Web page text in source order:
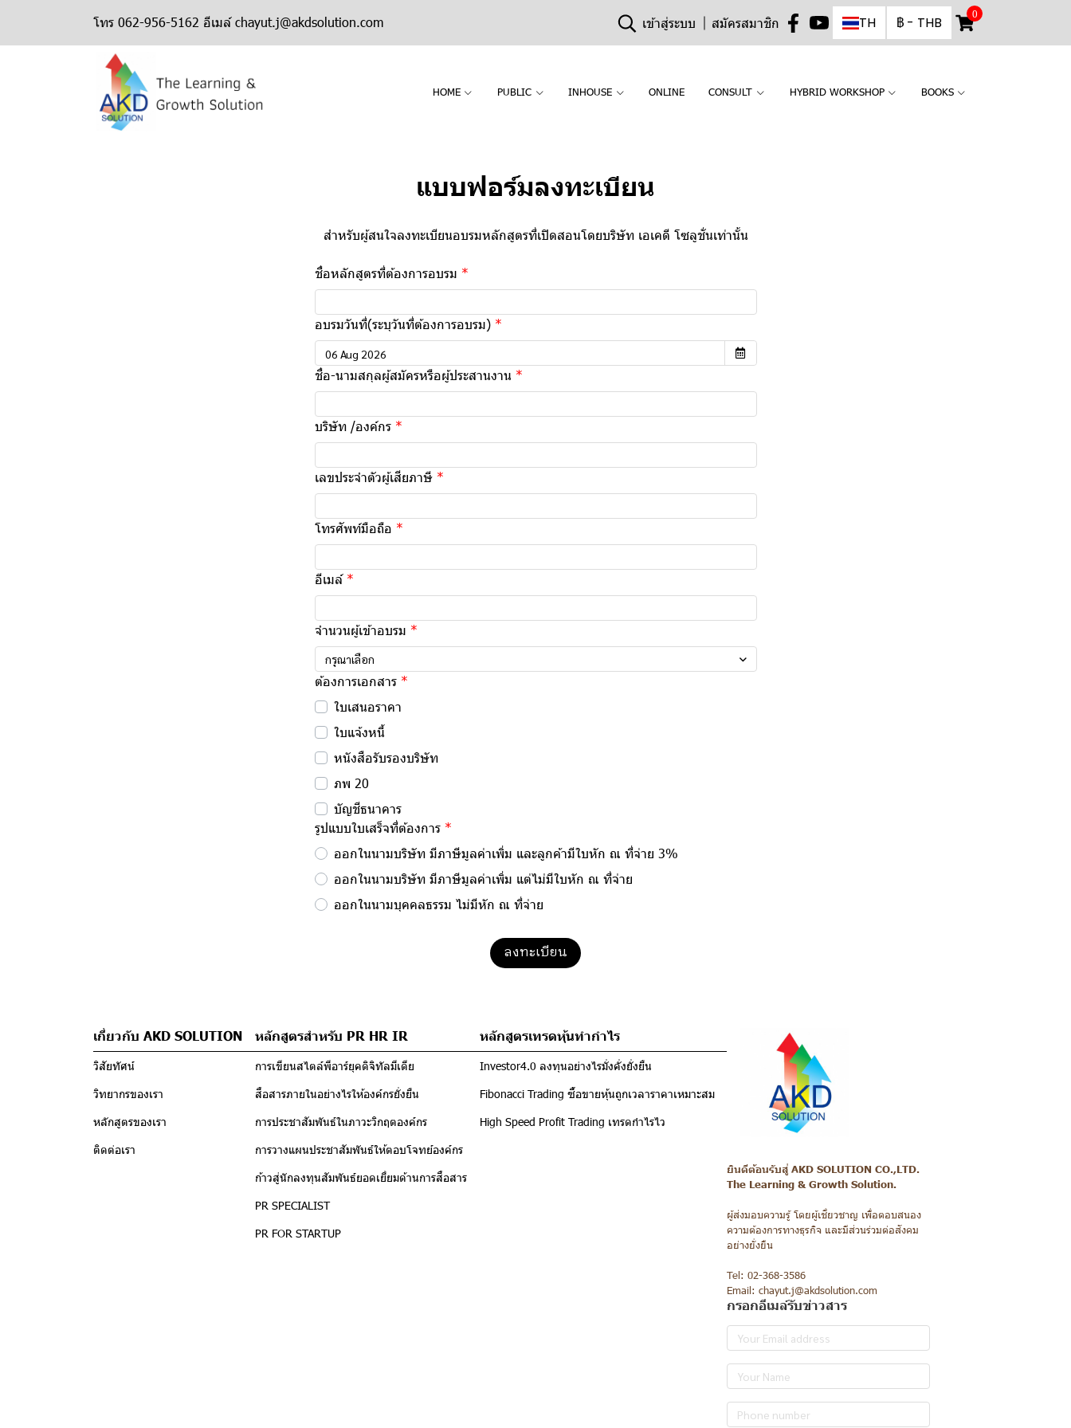
โทร 062-956-5162 อีเมล์ chayut.j@akdsolution.com เข้าสู่ระบบ สมัครสมาชิก TH ฿ - THB
0
HOME PUBLIC INHOUSE ONLINE CONSULT HYBRID WORKSHOP BOOKS
แบบฟอร์มลงทะเบียน
สำหรับผู้สนใจลงทะเบียนอบรมหลักสูตรที่เปิดสอนโดยบริษัท เอเคดี โซลูชั่นเท่านั้น
ชื่อหลักสูตรที่ต้องการอบรม
อบรมวันที่(ระบุวันที่ต้องการอบรม)
ชื่อ-นามสกุลผู้สมัครหรือผู้ประสานงาน
บริษัท /องค์กร
เลขประจำตัวผู้เสียภาษี
โทรศัพท์มือถือ
อีเมล์
จำนวนผู้เข้าอบรม
กรุณาเลือก
ต้องการเอกสาร
ใบเสนอราคา
ใบแจ้งหนี้
หนังสือรับรองบริษัท
ภพ 20
บัญชีธนาคาร
รูปแบบใบเสร็จที่ต้องการ
ออกในนามบริษัท มีภาษีมูลค่าเพิ่ม และลูกค้ามีใบหัก ณ ที่จ่าย 3%
ออกในนามบริษัท มีภาษีมูลค่าเพิ่ม แต่ไม่มีใบหัก ณ ที่จ่าย
ออกในนามบุคคลธรรม ไม่มีหัก ณ ที่จ่าย
ลงทะเบียน
เกี่ยวกับ AKD SOLUTION
วิสัยทัศน์
วิทยากรของเรา
หลักสูตรของเรา
ติดต่อเรา
หลักสูตรสำหรับ PR HR IR
การเขียนสไตล์พีอาร์ยุคดิจิทัลมีเดีย
สื่อสารภายในอย่างไรให้องค์กรยั่งยืน
การประชาสัมพันธ์ในภาวะวิกฤตองค์กร
การวางแผนประชาสัมพันธ์ให้ตอบโจทย์องค์กร
ก้าวสู่นักลงทุนสัมพันธ์ยอดเยี่ยมด้านการสื่อสาร
PR SPECIALIST
PR FOR STARTUP
หลักสูตรเทรดหุ้นทำกำไร
Investor4.0 ลงทุนอย่างไรมั่งคั่งยั่งยืน
Fibonacci Trading ซื้อขายหุ้นถูกเวลาราคาเหมาะสม
High Speed Profit Trading เทรดกำไรไว
ยินดีต้อนรับสู่ AKD SOLUTION CO.,LTD.
The Learning & Growth Solution.
ผู้ส่งมอบความรู้ โดยผู้เชี่ยวชาญ เพื่อตอบสนอง
ความต้องการทางธุรกิจ และมีส่วนร่วมต่อสังคม
อย่างยั่งยืน
Tel: 02-368-3586
Email: chayut.j@akdsolution.com
กรอกอีเมล์รับข่าวสาร